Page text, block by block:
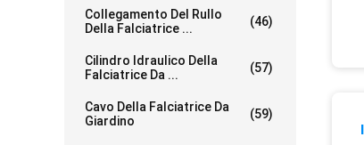
Collegamento Del Rullo
Della Falciatrice ...
(46)
Cilindro Idraulico Della
Falciatrice Da ...
(57)
Cavo Della Falciatrice Da
Giardino
(59)